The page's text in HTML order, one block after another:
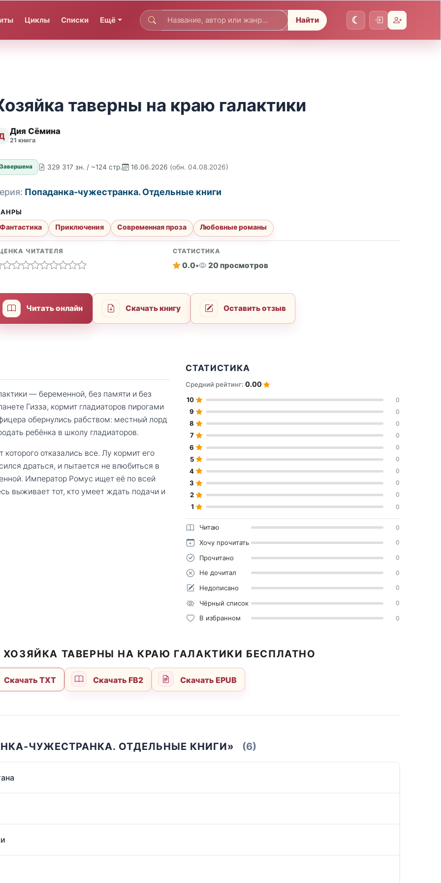
Циклы Списки Ещё Найти
таверны на краю галактики
Дия Сёмина
21 книга
329 317 зн. / ~124 стр. 16.06.2026 (обн. 04.08.2026)
Попаданка-чужестранка. Отдельные книги
Фантастика Приключения Современная проза Любовные романы
ЧИТАТЕЛЯ СТАТИСТИКА
0.0• 20 просмотров
Читать онлайн Скачать книгу Оставить отзыв
— беременной, без памяти и без
Гизза, кормит гладиаторов пирогами
обернулись рабством: местный лорд
ребёнка в школу гладиаторов.
отказались все. Лу кормит его
драться, и пытается не влюбиться в
Император Ромус ищет её по всей
выживает тот, кто умеет ждать подачи и
СТАТИСТИКА
Средний рейтинг:0.00
10 0
9 0
8 0
7 0
6 0
5 0
4 0
3 0
2 0
1 0
Читаю 0
Хочу прочитать 0
Прочитано 0
Не дочитал 0
Недописано 0
Чёрный список 0
В избранном 0
ТАВЕРНЫ НА КРАЮ ГАЛАКТИКИ БЕСПЛАТНО
Скачать TXT Скачать FB2 Скачать EPUB
ЧУЖЕСТРАНКА. ОТДЕЛЬНЫЕ КНИГИ» (6)